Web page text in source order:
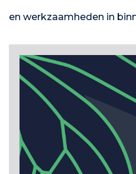
en werkzaamheden in